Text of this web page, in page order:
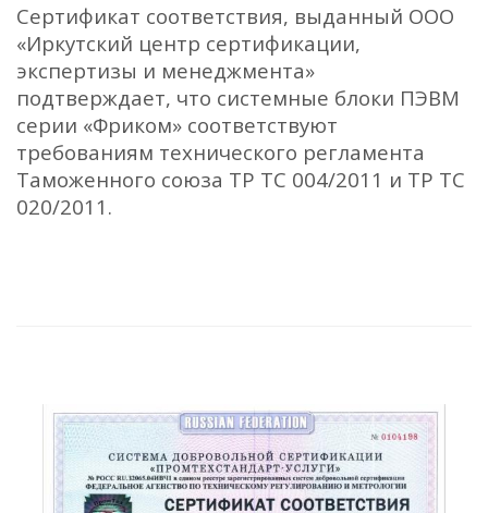
Сертификат соответствия, выданный ООО
«Иркутский центр сертификации,
экспертизы и менеджмента»
подтверждает, что системные блоки ПЭВМ
серии «Фриком» соответствуют
требованиям технического регламента
Таможенного союза ТР ТС 004/2011 и ТР ТС
020/2011.